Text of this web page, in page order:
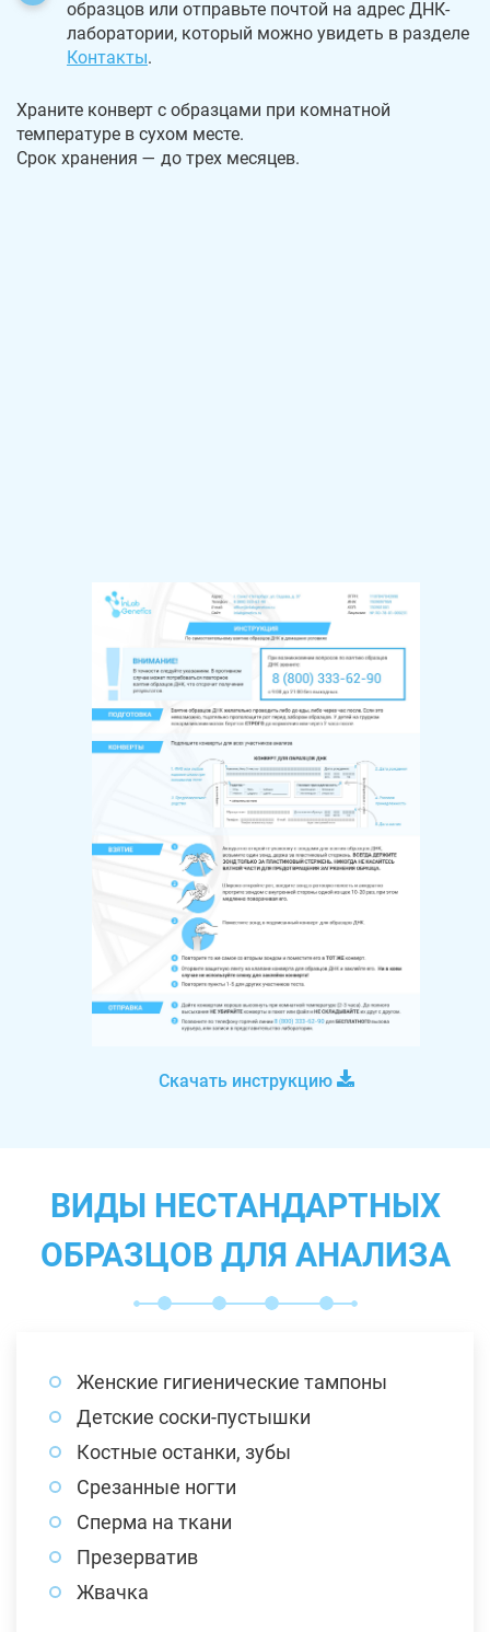
образцов или отправьте почтой на адрес ДНК-
лаборатории, который можно увидеть в разделе
Контакты.
Храните конверт с образцами при комнатной
температуре в сухом месте.
Срок хранения — до трех месяцев.
Скачать инструкцию
ВИДЫ НЕСТАНДАРТНЫХ
ОБРАЗЦОВ ДЛЯ АНАЛИЗА
Женские гигиенические тампоны
Детские соски-пустышки
Костные останки, зубы
Срезанные ногти
Сперма на ткани
Презерватив
Жвачка